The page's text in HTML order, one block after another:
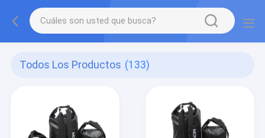
Todos Los Productos (133)